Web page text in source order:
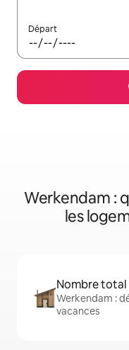
Départ
Werkendam :
les
Nombre total
Werkendam :
vacances